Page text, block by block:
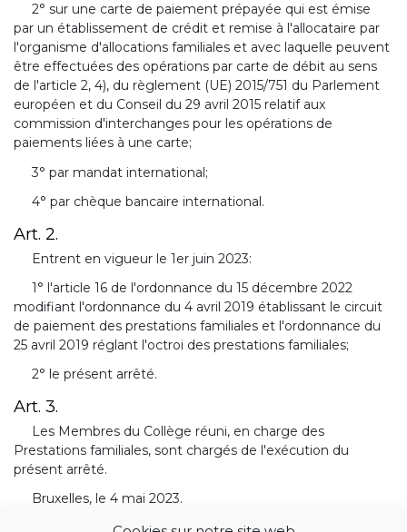
2° sur une carte de paiement prépayée qui est émise
par un établissement de crédit et remise à l'allocataire par
l'organisme d'allocations familiales et avec laquelle peuvent
être effectuées des opérations par carte de débit au sens
de l'article 2, 4), du règlement (UE) 2015/751 du Parlement
européen et du Conseil du 29 avril 2015 relatif aux
commission d'interchanges pour les opérations de
paiements liées à une carte;
3° par mandat international;
4° par chèque bancaire international.
Art. 2.
Entrent en vigueur le 1er juin 2023:
1° l'article 16 de l'ordonnance du 15 décembre 2022
modifiant l'ordonnance du 4 avril 2019 établissant le circuit
de paiement des prestations familiales et l'ordonnance du
25 avril 2019 réglant l'octroi des prestations familiales;
2° le présent arrêté.
Art. 3.
Les Membres du Collège réuni, en charge des
Prestations familiales, sont chargés de l'exécution du
présent arrêté.
Bruxelles, le 4 mai 2023.